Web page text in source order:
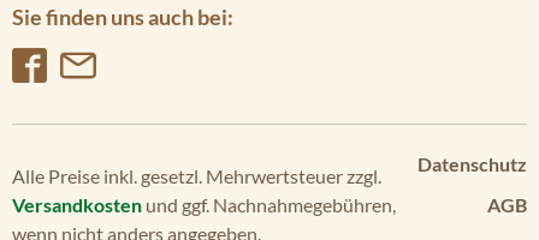
Sie finden uns auch bei:
Datenschutz
AGB
Alle Preise inkl. gesetzl. Mehrwertsteuer zzgl.
Versandkosten und ggf. Nachnahmegebühren,
wenn nicht anders angegeben.